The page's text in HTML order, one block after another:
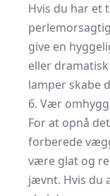
Hvis du har et
give en
eller
lamper skabe
6. Vær
For at opnå
forberede
være glat og
jævnt. Hvis du